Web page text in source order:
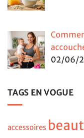
02/06/
TAGS EN VOGUE
accessoires